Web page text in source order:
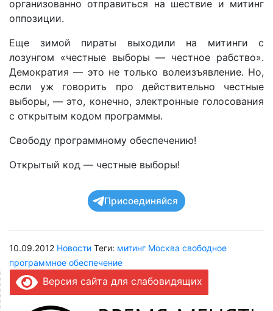
организованно отправиться на шествие и митинг
оппозиции.
Еще зимой пираты выходили на митинги с
лозунгом «честные выборы — честное рабство».
Демократия — это не только волеизъявление. Но,
если уж говорить про действительно честные
выборы, — это, конечно, электронные голосования
с открытым кодом программы.
Свободу программному обеспечению!
Открытый код — честные выборы!
Присоединяйся
10.09.2012 Новости Теги: митинг Москва свободное
программное обеспечение
Версия сайта для слабовидящих